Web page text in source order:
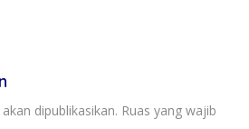
dipublikasikan. Ruas yang wajib